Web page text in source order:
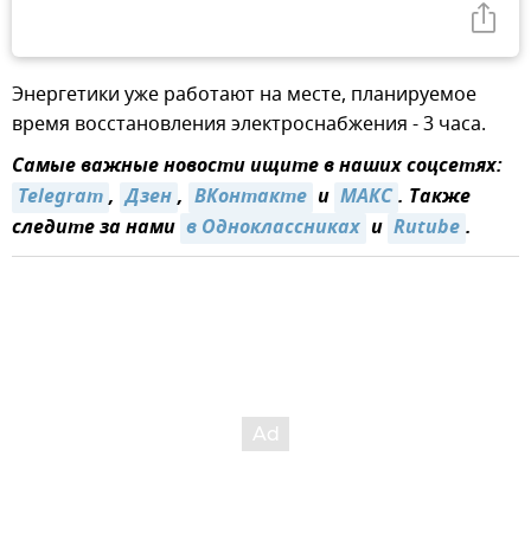
Энергетики уже работают на месте, планируемое
время восстановления электроснабжения - 3 часа.
Самые важные новости ищите в наших соцсетях:
Telegram, Дзен, ВКонтакте и МАКС. Также
следите за нами в Одноклассниках и Rutube.